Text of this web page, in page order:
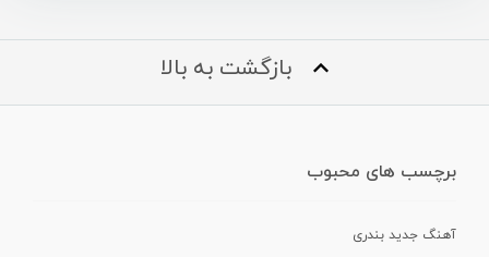
بازگشت به بالا
برچسب های محبوب
آهنگ جدید بندری